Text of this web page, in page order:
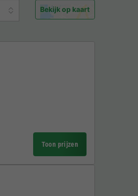
Bekijk op kaart
Toon prijzen